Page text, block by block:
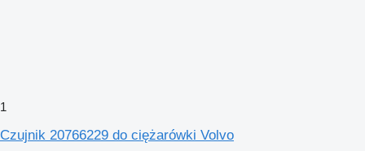
1
Czujnik 20766229 do ciężarówki Volvo